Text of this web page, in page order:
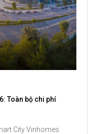
Toàn bộ chi phí
City Vinhomes